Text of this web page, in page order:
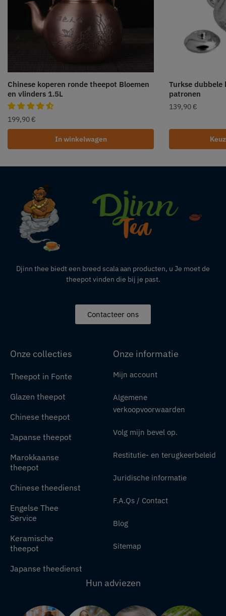
Chinese koperen ronde theepot Bloemen
en vlinders 1.5L
199,90 €
In winkelwagen
Turkse dubbele
patronen
139,90 €
Djinn thee biedt een breed scala aan producten, u Je moet de
theepot vinden die bij je past.
Contacteer ons
Onze collecties
Theepot in Fonte
Glazen theepot
Chinese theepot
Japanse theepot
Marokkaanse
theepot
Chinese theedienst
Engelse Thee
Service
Keramische
theepot
Japanse theedienst
Onze informatie
Mijn account
Algemene
verkoopvoorwaarden
Volg mijn bevel op.
Restitutie- en terugkeerbeleid
Juridische informatie
F.A.Qs / Contact
Blog
Sitemap
Hun adviezen